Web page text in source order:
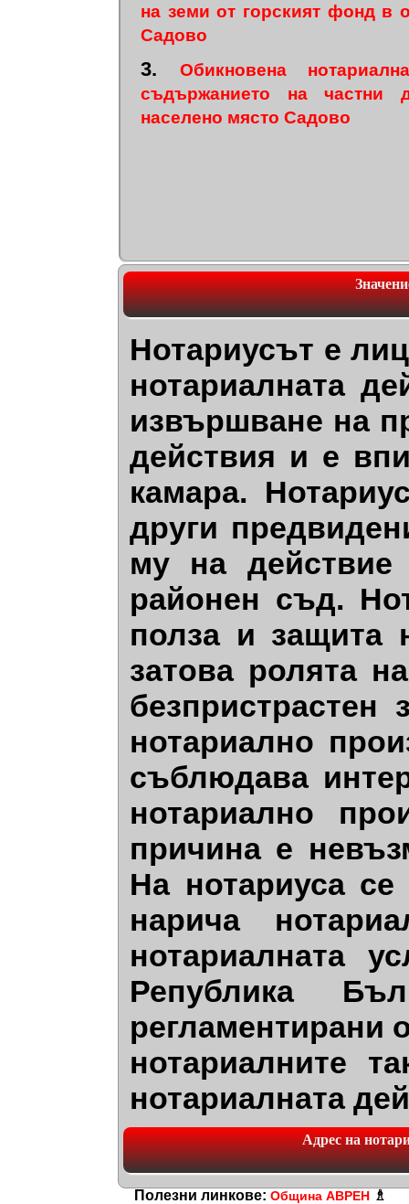
на земи от горският фонд в
Садово
3. Обикновена
съдържанието на
населено място Садово
Нотариусът е
нотариалната
извършване на
действия и е
камара.
други
му на действие
районен съд.
полза и защита
затова ролята
нотариално
съблюдава
нотариално
причина е
На нотариуса
нарича
нотариалната
Република
регламентирани
нотариалните
нотариалната
Адрес на
Полезни линкове: Община АВРЕН ♗